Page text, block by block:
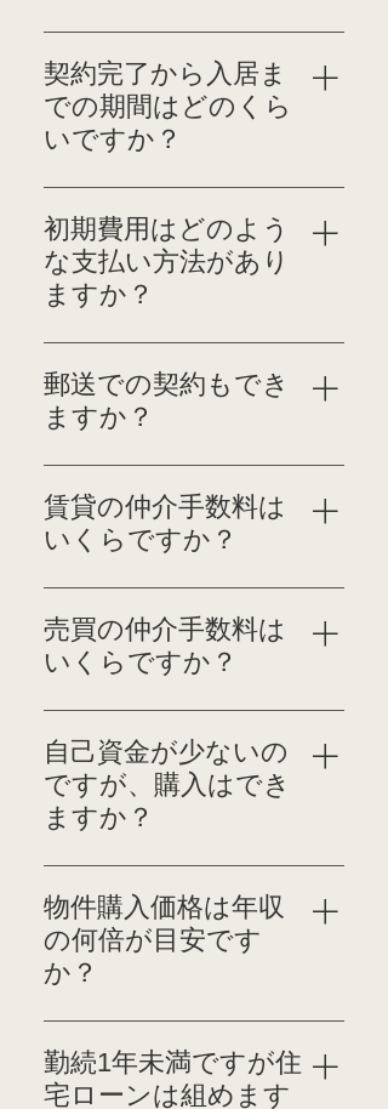
もちろんでございま
す。皆様のお役に立つた
めに、ローンのことか
ら地域のことまで、さ
まざまな知識を揃えて
おります。お気軽にご
相談くださいませ。
契約完了から入居ま
での期間はどのくら
いですか？
物件により多少異なりま
すので、お気軽にご相談
くださいませ。
初期費用はどのよう
な支払い方法があり
ますか？
初期費用のお支払いは現
金のみとなっておりま
す。
郵送での契約もでき
ますか？
一部ご対応させていた
だいております。お気
軽にご相談くださいま
せ。
賃貸の仲介手数料は
いくらですか？
当社では賃料1ヶ月分+消
費税を仲介手数料とさせ
ていただいておりま
す。
売買の仲介手数料は
いくらですか？
売買物件の価格によって
変動いたします。仲介手
数料は次の通りでござ
います。 200万円以下の
場合 取引物件価格（税
抜）×5％+消費税
（10%） 200万円超〜
400万円以下の場合 取
引物件価格（税抜）×
4％+2万円+消費税
抜）×3％+6万円+消費税
（10％）
自己資金が少ないの
ですが、購入はでき
ますか？
最低でも準備したい自己
資金は、物件の購入に充
当する頭金と諸費用の合
計です。 住宅ローンは
物件価格の80％〜90％程
度が融資額の上限です
が、金融機関によって
は、100％のローンや諸
物件購入価格は年収
の何倍が目安です
か？
購入する物件の価格は、
返済比率（年収に対して
1年間に返済する金額の
勤続1年未満ですが住
宅ローンは組めます